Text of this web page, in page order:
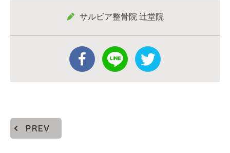
サルビア整骨院 辻堂院
PREV